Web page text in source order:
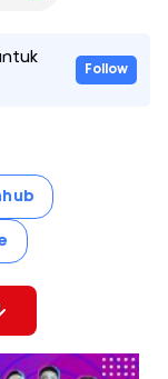
Follow